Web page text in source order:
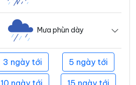
Mưa phùn dày
3 ngày tới 5 ngày tới
10 ngày tới 15 ngày tới